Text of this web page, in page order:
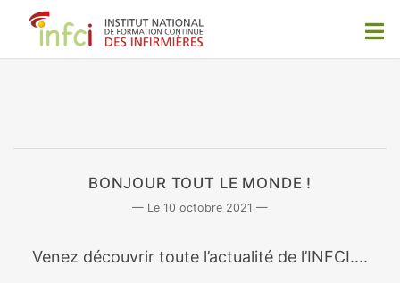
BONJOUR TOUT LE MONDE !
10 octobre 2021
Venez découvrir toute l’actualité de l’INFCI....